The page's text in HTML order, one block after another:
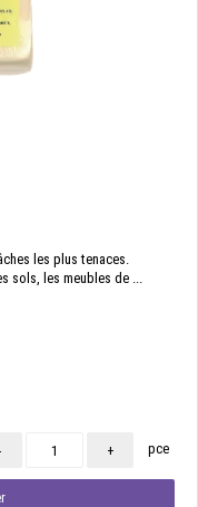
les plus tenaces.
sols, les meubles de ...
+ pce